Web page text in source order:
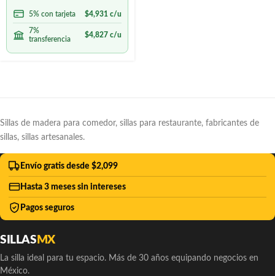
5% con tarjeta $4,931 c/u
7%
transferencia
$4,827 c/u
Sillas de madera para comedor, sillas para restaurante, fabricantes de
sillas, sillas artesanales.
Envío gratis desde $2,099
Hasta 3 meses sin intereses
Pagos seguros
SILLAS MX
La silla ideal para tu espacio. Más de 30 años equipando negocios en
México.